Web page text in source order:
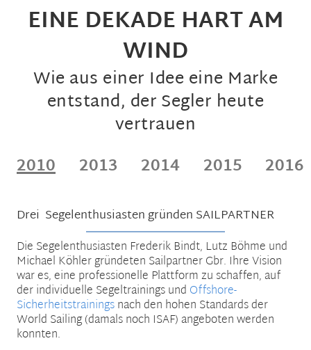
EINE DEKADE HART AM
WIND
Wie aus einer Idee eine Marke
entstand, der Segler heute
vertrauen
2010 2013 2014 2015 2016
Drei Segelenthusiasten gründen SAILPARTNER
Die Segelenthusiasten Frederik Bindt, Lutz Böhme und
Michael Köhler gründeten Sailpartner Gbr. Ihre Vision
war es, eine professionelle Plattform zu schaffen, auf
der individuelle Segeltrainings und Offshore-
Sicherheitstrainingsnach den hohen Standards der
World Sailing (damals noch ISAF) angeboten werden
konnten.